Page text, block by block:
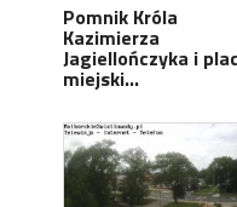
Pomnik Króla
Kazimierza
Jagiellończyka i plac
miejski…